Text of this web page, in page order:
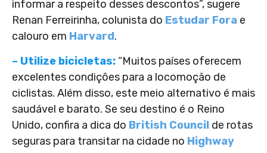
informar a respeito desses descontos”, sugere
Renan Ferreirinha, colunista do Estudar Fora e
calouro em Harvard.
– Utilize bicicletas: “Muitos países oferecem
excelentes condições para a locomoção de
ciclistas. Além disso, este meio alternativo é mais
saudável e barato. Se seu destino é o Reino
Unido, confira a dica do British Council de rotas
seguras para transitar na cidade no Highway